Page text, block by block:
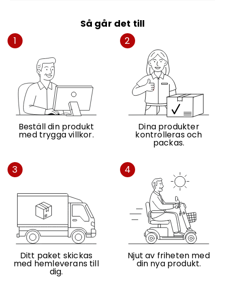
Så går det till
1
Beställ din produkt
med trygga villkor.
2
Dina produkter
kontrolleras och
packas.
3
Ditt paket skickas
med hemleverans till
dig.
4
Njut av friheten med
din nya produkt.